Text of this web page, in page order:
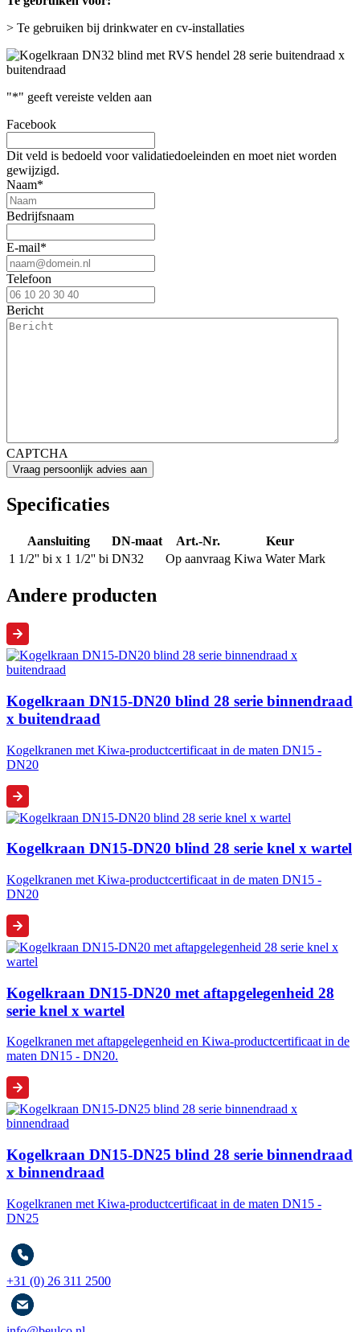
> Te gebruiken bij drinkwater en cv-installaties
"*" geeft vereiste velden aan
Facebook
Dit veld is bedoeld voor validatiedoeleinden en moet niet worden
gewijzigd.
Naam*
Bedrijfsnaam
E-mail*
Telefoon
Bericht
CAPTCHA
Specificaties
Aansluiting DN-maat Art.-Nr.
Keur
1 1/2'' bi x 1 1/2'' bi DN32 Op aanvraag Kiwa Water Mark
Andere producten
Kogelkraan DN15-DN20 blind 28 serie binnendraad
x buitendraad
Kogelkranen met Kiwa-productcertificaat in de maten DN15 -
DN20
Kogelkraan DN15-DN20 blind 28 serie knel x wartel
Kogelkranen met Kiwa-productcertificaat in de maten DN15 -
DN20
Kogelkraan DN15-DN20 met aftapgelegenheid 28
serie knel x wartel
Kogelkranen met aftapgelegenheid en Kiwa-productcertificaat in de
maten DN15 - DN20.
Kogelkraan DN15-DN25 blind 28 serie binnendraad
x binnendraad
Kogelkranen met Kiwa-productcertificaat in de maten DN15 -
DN25
+31 (0) 26 311 2500